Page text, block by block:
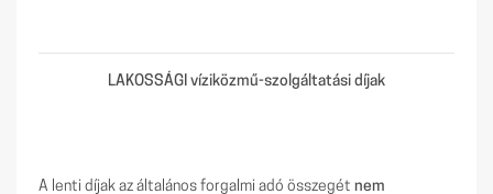
LAKOSSÁGI víziközmű-szolgáltatási díjak
A lenti díjak az általános forgalmi adó összegét nem